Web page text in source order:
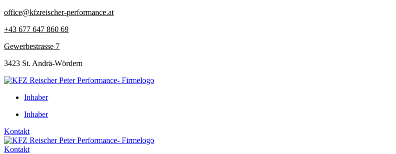
Zum
springen
office@kfzreischer-performance.at
+43 677 647 860 69
Gewerbestrasse 7
3423 St. Andrä-Wördern
Inhaber
Inhaber
Kontakt
Kontakt